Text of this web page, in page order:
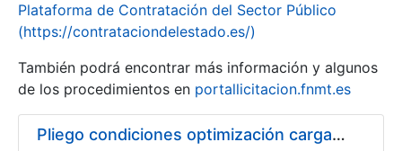
Plataforma de Contratación del Sector Público
(https://contrataciondelestado.es/)
También podrá encontrar más información y algunos
de los procedimientos en portallicitacion.fnmt.es
Pliego condiciones optimización cargas compras firmado